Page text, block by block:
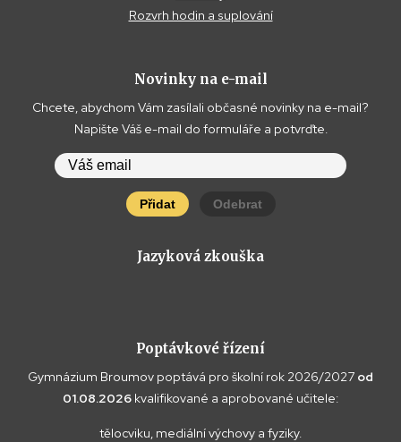
Rozvrh hodin a suplování
Novinky na e-mail
Chcete, abychom Vám zasílali občasné novinky na e-mail?
Napište Váš e-mail do formuláře a potvrďte.
Přidat Odebrat
Jazyková zkouška
Poptávkové řízení
Gymnázium Broumov poptává pro školní rok 2026/2027 od
01.08.2026 kvalifikované a aprobované učitele:
tělocviku, mediální výchovy a fyziky.